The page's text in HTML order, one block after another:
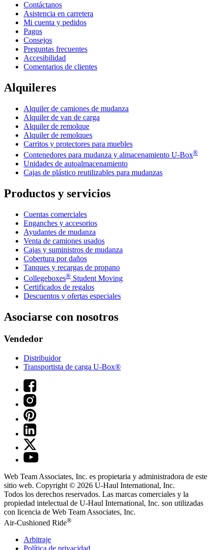
Contáctanos
Asistencia en carretera
Mi cuenta y pedidos
Pagos
Consejos
Preguntas frecuentes
Accesibilidad
Comentarios de clientes
Alquileres
Alquiler de camiones de mudanza
Alquiler de van de carga
Alquiler de remolque
Alquiler de remolques
Carritos y protectores para muebles
Contenedores para mudanza y almacenamiento U-Box®
Unidades de autoalmacenamiento
Cajas de plástico reutilizables para mudanzas
Productos y servicios
Cuentas comerciales
Enganches y accesorios
Ayudantes de mudanza
Venta de camiones usados
Cajas y suministros de mudanza
Cobertura por daños
Tanques y recargas de propano
Collegeboxes® Student Moving
Certificados de regalos
Descuentos y ofertas especiales
Asociarse con nosotros
Vendedor
Distribuidor
Transportista de carga U-Box®
Web Team Associates, Inc. es propietaria y administradora de este
sitio web. Copyright © 2026 U-Haul International, Inc.
Todos los derechos reservados. Las marcas comerciales y la
propiedad intelectual de U-Haul International, Inc. son utilizadas
con licencia de Web Team Associates, Inc.
Air-Cushioned Ride®
Arbitraje